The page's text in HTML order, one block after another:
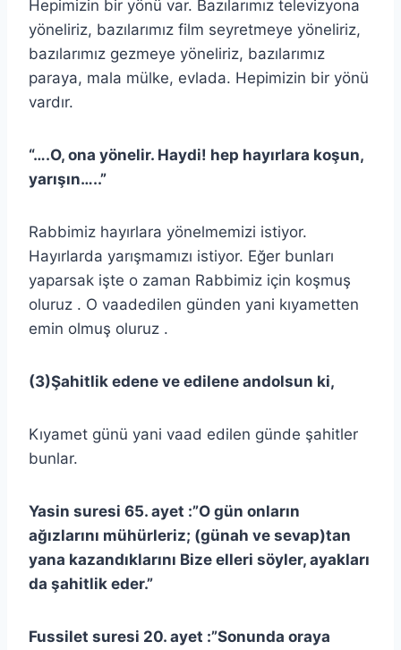
Hepimizin bir yönü var. Bazılarımız televizyona
yöneliriz, bazılarımız film seyretmeye yöneliriz,
bazılarımız gezmeye yöneliriz, bazılarımız
paraya, mala mülke, evlada. Hepimizin bir yönü
vardır.
“….O, ona yönelir. Haydi! hep hayırlara koşun,
yarışın…..”
Rabbimiz hayırlara yönelmemizi istiyor.
Hayırlarda yarışmamızı istiyor. Eğer bunları
yaparsak işte o zaman Rabbimiz için koşmuş
oluruz . O vaadedilen günden yani kıyametten
emin olmuş oluruz .
(3)Şahitlik edene ve edilene andolsun ki,
Kıyamet günü yani vaad edilen günde şahitler
bunlar.
Yasin suresi 65. ayet :”O gün onların
ağızlarını mühürleriz; (günah ve sevap)tan
yana kazandıklarını Bize elleri söyler, ayakları
da şahitlik eder.”
Fussilet suresi 20. ayet :”Sonunda oraya